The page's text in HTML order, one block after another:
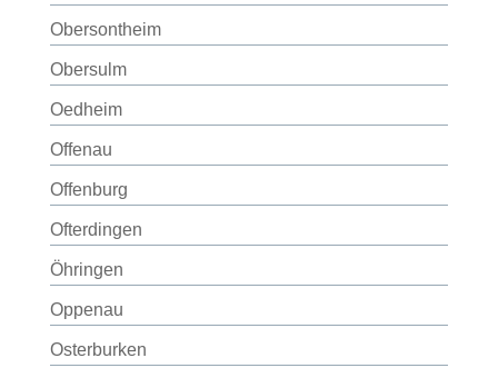
Obersontheim
Obersulm
Oedheim
Offenau
Offenburg
Ofterdingen
Öhringen
Oppenau
Osterburken